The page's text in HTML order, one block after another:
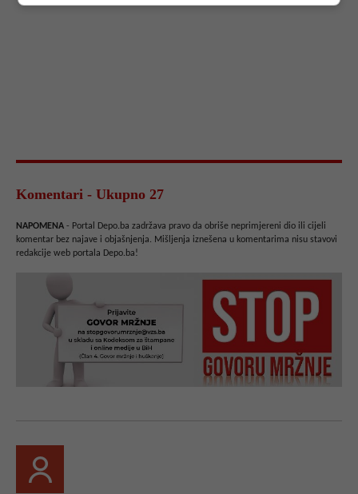
Komentari - Ukupno 27
NAPOMENA - Portal Depo.ba zadržava pravo da obriše neprimjereni dio ili cijeli
komentar bez najave i objašnjenja. Mišljenja iznešena u komentarima nisu stavovi
redakcije web portala Depo.ba!